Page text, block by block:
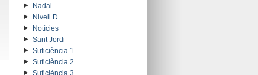
Nadal
Nivell D
Notícies
Sant Jordi
Suficiència 1
Suficiència 2